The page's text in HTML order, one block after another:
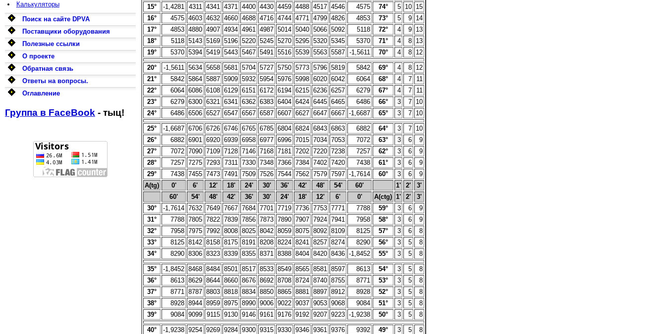
Калькуляторы
Поиск на сайте DPVA
Поставщики оборудования
Полезные ссылки
О проекте
Обратная связь
Ответы на вопросы.
Оглавление
Группа в FaceBook - тыц!
15°
-1,4281 4311 4341 4371 4400 4430 4459 4488 4517 4546 4575 74° 5 10 15
16°
4575 4603 4632 4660 4688 4716 4744 4771 4799 4826 4853 73° 5 9 14
17°
4853 4880 4907 4934 4961 4987 5014 5040 5066 5092 5118 72° 4 9 13
18°
5118 5143 5169 5196 5220 5245 5270 5295 5320 5345 5370 71° 4 8 13
19°
5370 5394 5419 5443 5467 5491 5516 5539 5563 5587 -1,5611 70° 4 8 12
20° -1,5611 5634 5658 5681 5704 5727 5750 5773 5796 5819 5842 69° 4 8 12
21°
5842 5864 5887 5909 5932 5954 5976 5998 6020 6042 6064 68° 4 7
11
22°
6064 6086 6108 6129 6151 6172 6194 6215 6236 6257 6279 67° 4 7
11
23°
6279 6300 6321 6341 6362 6383 6404 6424 6445 6465 6486 66° 3 7 10
24°
6486 6506 6527 6547 6567 6587 6607 6627 6647 6667 -1,6687 65° 3 7 10
25° -1,6687 6706 6726 6746 6765 6785 6804 6824 6843 6863 6882 64° 3 7 10
26°
6882 6901 6920 6939 6958 6977 6996 7015 7034 7053 7072 63° 3 6
9
27°
7072 7090 7109 7128 7146 7168 7181 7202 7220 7238 7257 62° 3 6
9
28°
7257 7275 7293 7311 7330 7348 7366 7384 7402 7420 7438 61° 3 6
9
29°
7438 7455 7473 7491 7509 7526 7544 7562 7579 7597 -1,7614 60° 3 6
9
A(tg)
0' 6' 12' 18' 24' 30' 36' 42' 48' 54' 60' 1' 2'
3'
60'
54' 48' 42' 36' 30' 24' 18' 12' 6' 0' A(ctg) 1' 2'
3'
30°
-1,7614 7632 7649 7667 7684 7701 7719 7736 7753 7771 7788 59° 3 6
9
31°
7788 7805 7822 7839 7856 7873 7890 7907 7924 7941 7958 58° 3 6
9
32°
7958 7975 7992 8008 8025 8042 8059 8075 8092 8109 8125 57° 3 6
8
33°
8125 8142 8158 8175 8191 8208 8224 8241 8257 8274 8290 56° 3 5
8
34°
8290 8306 8323 8339 8355 8371 8388 8404 8420 8436 -1,8452 55° 3 5 8
35° -1,8452 8468 8484 8501 8517 8533 8549 8565 8581 8597 8613 54° 3 5
8
36°
8613 8629 8644 8660 8676 8692 8708 8724 8740 8755 8771 53° 3 5
8
37°
8771 8787 8803 8818 8834 8850 8865 8881 8897 8912 8928 52° 3 5
8
38°
8928 8944 8959 8975 8990 9006 9022 9037 9053 9068 9084 51° 3 5
8
39°
9084 9099 9115 9130 9146 9161 9176 9192 9207 9223 -1,9238 50° 3 5 8
40° -1,9238 9254 9269 9284 9300 9315 9330 9346 9361 9376 9392 49° 3 5
8